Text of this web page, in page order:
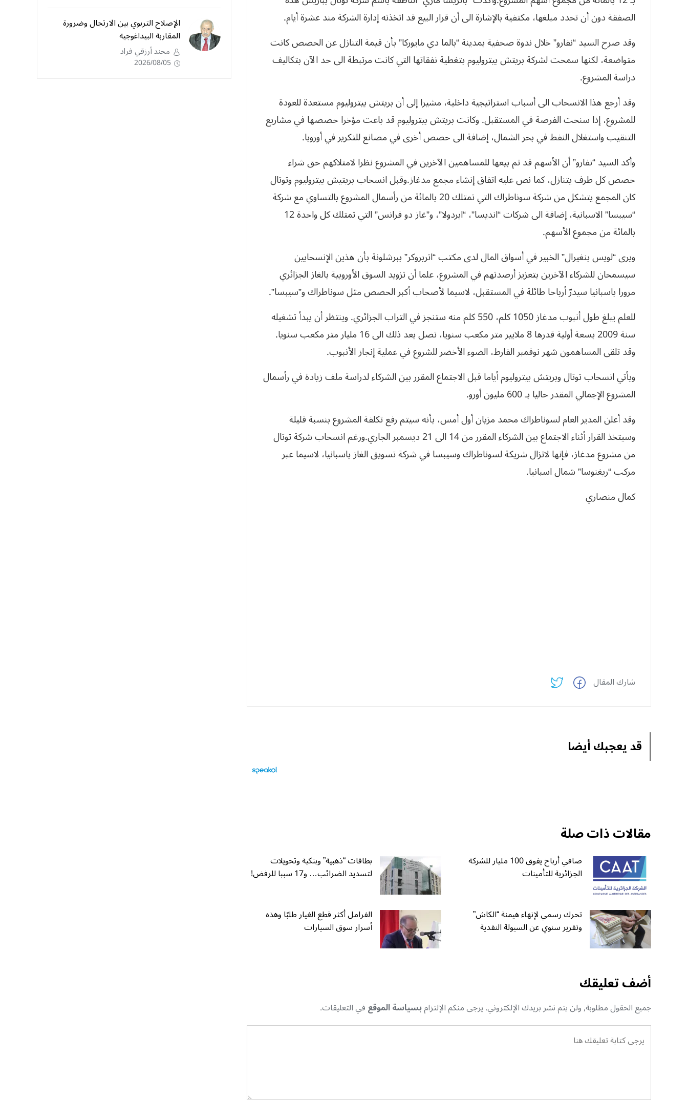
‬الصفقة‮ ‬دون‮ ‬أن‮ ‬تحدد‮ ‬مبلغها،‮ ‬مكتفية‮ ‬بالإشارة‮ ‬الى‮ ‬أن‮ ‬قرار‮ ‬البيع‮ ‬قد‮ ‬اتخذته‮ ‬إدارة‮ ‬الشركة‮ ‬مند‮ ‬عشرة‮ ‬أيام‮.‬
وقد صرح السيد “نفارو” خلال ندوة صحفية بمدينة “بالما دي مايوركا” بأن قيمة التنازل عن الحصص كانت
متواضعة، لكنها سمحت لشركة بريتش بيتروليوم بتغطية نفقاتها التي كانت مرتبطة الى حد الآن بتكاليف
دراسة المشروع.
وقد‮ ‬أرجع‮ ‬هذا‮ ‬الانسحاب‮ ‬الى‮ ‬أسباب‮ ‬استراتيجية‮ ‬داخلية،‮ ‬مشيرا‮ ‬إلى‮ ‬أن‮ ‬بريتش‮ ‬بيتروليوم‮ ‬مستعدة‮ ‬للعودة‮
‬للمشروع،‮ ‬إذا‮ ‬سنحت‮ ‬الفرصة‮ ‬في‮ ‬المستقبل‮. ‬وكانت‮ ‬بريتش‮ ‬بيتروليوم‮ ‬قد‮ ‬باعت‮ ‬مؤخرا‮ ‬حصصها‮ ‬في‮ ‬مشاريع‮
‬التنقيب‮ ‬واستغلال‮ ‬النفط‮ ‬في‮ ‬بحر‮ ‬الشمال،‮ ‬إضافة‮ ‬الى‮ ‬حصص‮ ‬أخرى‮ ‬في‮ ‬مصانع‮ ‬للتكرير‮ ‬في‮ ‬أوروبا‮. ‬
‬حصص‮ ‬كل‮ ‬طرف‮ ‬يتنازل،‮ ‬كما‮ ‬نص‮ ‬عليه‮ ‬اتفاق‮ ‬إنشاء‮ ‬مجمع‮ ‬مدغاز‮.‬وقبل انسحاب بريتيش بيتروليوم وتوتال
كان المجمع يتشكل من شركة سوناطراك التي تمتلك 20 بالمائة من رأسمال المشروع بالتساوي مع شركة
“سيبسا” الاسبانية، إضافة الى شركات “انديسا”، “ابردولا”، و”غاز دو فرانس” التي تمتلك كل واحدة 12
بالمائة من مجموع الأسهم.
ويرى “لويس بنغيرال” الخبير في أسواق المال لدى مكتب “اتربروكر” ببرشلونة بأن هذين الإنسحابين
سيسمحان للشركاء الآخرين بتعزيز أرصدتهم في المشروع، علما أن تزويد السوق الأوروبية بالغاز الجزائري
مرورا باسبانيا سيدرّ أرباحا طائلة في المستقبل، لاسيما لأصحاب أكبر الحصص‮ ‬مثل‮ ‬سوناطراك‮ ‬و‮”‬سيبسا‮”. ‬
للعلم يبلغ طول أنبوب مدغاز 1050 كلم، 550 كلم منه ستنجز في التراب الجزائري. وينتظر أن يبدأ تشغيله
سنة 2009 بسعة أولية قدرها 8 ملايير متر مكعب سنويا، تصل بعد ذلك الى 16 مليار متر مكعب سنويا.
وقد تلقى المساهمون شهر نوفمبر الفارط، الضوء الأخضر للشروع في عملية إنجاز‮ ‬الأنبوب‮.‬
‬المشروع‮ ‬الإجمالي‮ ‬المقدر‮ ‬حاليا‮ ‬بـ‮ ‬600‮ ‬مليون‮ ‬أورو‮.‬
‬مركب‮ “‬ريغنوسا‮” ‬شمال‮ ‬اسبانيا‮.‬
كمال‮ ‬منصاري
شارك المقال
قد يعجبك أيضا
مقالات ذات صلة
صافي أرباح يفوق 100 مليار للشركة
الجزائرية للتأمينات
بطاقات “ذهبية” وبنكية وتحويلات
لتسديد الضرائب… و17 سببا للرفض!
تحرك رسمي لإنهاء هيمنة “الكاش”
وتقرير سنوي عن السيولة النقدية
الفرامل أكثر قطع الغيار طلبًا وهذه
أسرار سوق السيارات
أضف تعليقك
جميع الحقول مطلوبة, ولن يتم نشر بريدك الإلكتروني. يرجى منكم الإلتزامبسياسة الموقعفي التعليقات.
الإصلاح التربوي بين الارتجال وضرورة
المقاربة البيداغوجية
محند أرزقي فراد
2026/08/05